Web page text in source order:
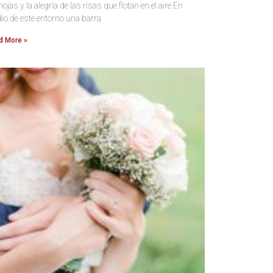
y la alegría de las risas que flotan en el aire En
de este entorno una barra
More »